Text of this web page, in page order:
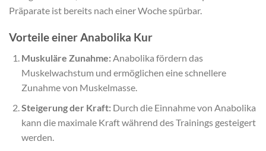
Präparate ist bereits nach einer Woche spürbar.
Vorteile einer Anabolika Kur
Muskuläre Zunahme:Anabolika fördern das
Muskelwachstum und ermöglichen eine schnellere
Zunahme von Muskelmasse.
Steigerung der Kraft:Durch die Einnahme von Anabolika
kann die maximale Kraft während des Trainings gesteigert
werden.